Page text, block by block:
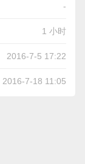
-
1 小时
2016-7-5 17:22
2016-7-18 11:05